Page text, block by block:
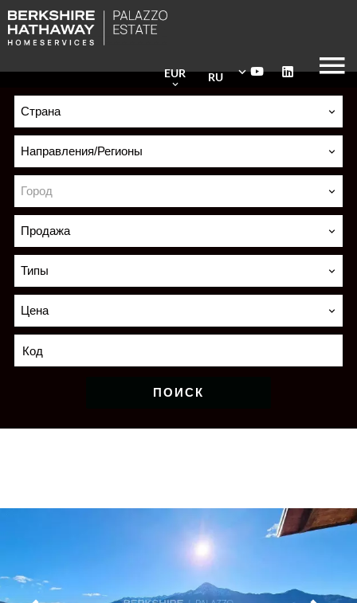
RU
EUR
Страна
Направления/Регионы
Город
Продажа
Типы
Цена
ПОИСК